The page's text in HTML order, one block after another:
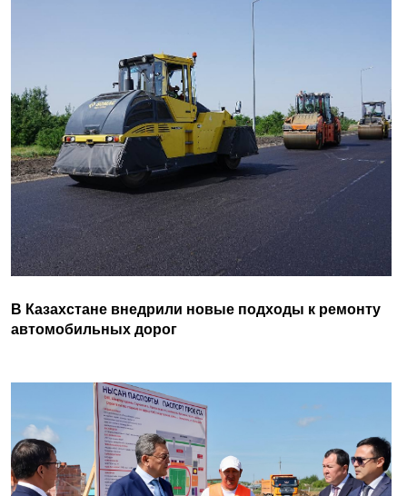
В Казахстане внедрили новые подходы к ремонту
автомобильных дорог